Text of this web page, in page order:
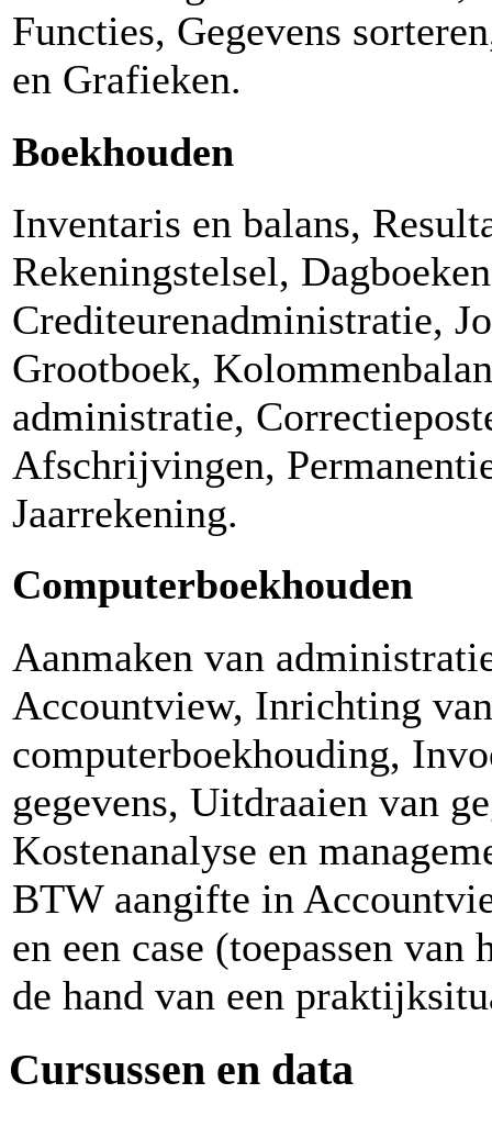
Functies, Gegevens
en Grafieken.
Boekhouden
Inventaris en balans,
Rekeningstelsel,
Crediteurenadministratie,
Grootboek,
administratie,
Afschrijvingen,
Jaarrekening.
Computerboekhouden
Aanmaken van
Accountview, Inrichting
computerboekhouding,
gegevens, Uitdraaien van
Kostenanalyse en
BTW aangifte in
en een case (toepassen van
de hand van een
Cursussen en data